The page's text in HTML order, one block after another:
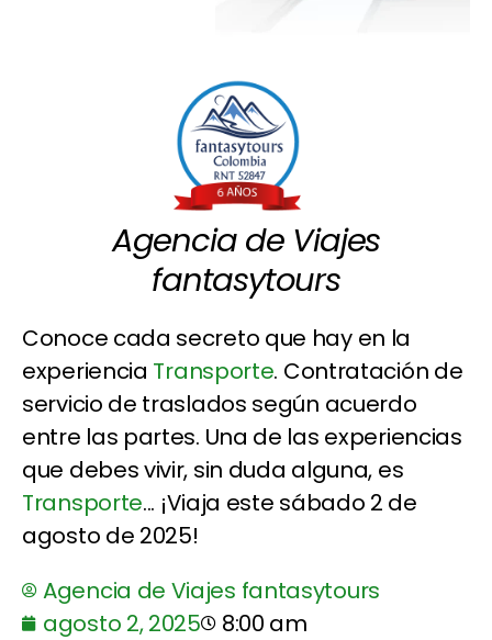
Agencia de Viajes
fantasytours
Conoce cada secreto que hay en la
experiencia Transporte. Contratación de
servicio de traslados según acuerdo
entre las partes. Una de las experiencias
que debes vivir, sin duda alguna, es
Transporte... ¡Viaja este sábado 2 de
agosto de 2025!
Agencia de Viajes fantasytours
agosto 2, 2025
8:00 am